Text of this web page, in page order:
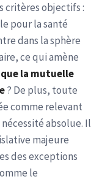
critères objectifs :
pour la santé
dans la sphère
ce qui amène
la mutuelle
? De plus, toute
comme relevant
absolue. Il
majeure
des exceptions
le